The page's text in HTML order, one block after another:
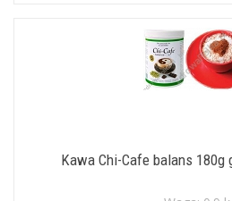
Kawa Chi-Cafe balans 180g